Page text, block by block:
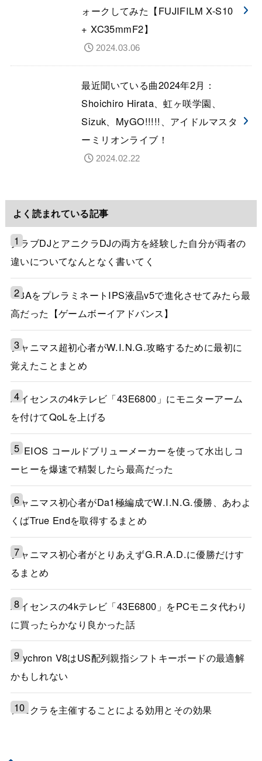
ォークしてみた【FUJIFILM X-S10
+ XC35mmF2】
2024.03.06
最近聞いている曲2024年2月：
Shoichiro Hirata、虹ヶ咲学園、
Sizuk、MyGO!!!!!、アイドルマスタ
ーミリオンライブ！
2024.02.22
よく読まれている記事
クラブDJとアニクラDJの両方を経験した自分が両者の
違いについてなんとなく書いてく
GBAをプレラミネートIPS液晶v5で進化させてみたら最
高だった【ゲームボーイアドバンス】
シャニマス超初心者がW.I.N.G.攻略するために最初に
覚えたことまとめ
ハイセンスの4kテレビ「43E6800」にモニターアーム
を付けてQoLを上げる
EPEIOS コールドブリューメーカーを使って水出しコ
ーヒーを爆速で精製したら最高だった
シャニマス初心者がDa1極編成でW.I.N.G.優勝、あわよ
くばTrue Endを取得するまとめ
シャニマス初心者がとりあえずG.R.A.D.に優勝だけす
るまとめ
ハイセンスの4kテレビ「43E6800」をPCモニタ代わり
に買ったらかなり良かった話
Keychron V8はUS配列親指シフトキーボードの最適解
かもしれない
アニクラを主催することによる効用とその効果